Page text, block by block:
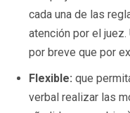
cada una de las
atención por el
por breve que por
Flexible: que
verbal realizar las